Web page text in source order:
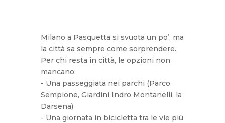
Milano a Pasquetta si svuota un po’, ma
la città sa sempre come sorprendere.
Per chi resta in città, le opzioni non
mancano:
- Una passeggiata nei parchi (Parco
Sempione, Giardini Indro Montanelli, la
Darsena)
- Una giornata in bicicletta tra le vie più